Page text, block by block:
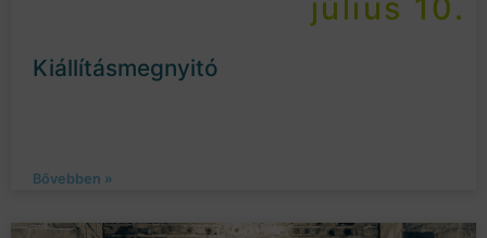
július 10.
Kiállításmegnyitó
Bővebben »